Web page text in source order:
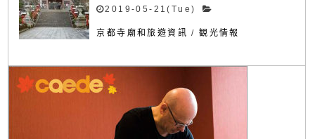
2019-05-21(Tue)
京都寺廟和旅遊資訊 /観光情報